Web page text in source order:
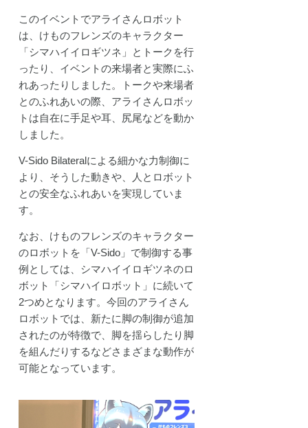
このイベントでアライさんロボット
は、けものフレンズのキャラクター
「シマハイイロギツネ」とトークを行
ったり、イベントの来場者と実際にふ
れあったりしました。トークや来場者
とのふれあいの際、アライさんロボッ
トは自在に手足や耳、尻尾などを動か
しました。
V-Sido Bilateralによる細かな力制御に
より、そうした動きや、人とロボット
との安全なふれあいを実現していま
す。
なお、けものフレンズのキャラクター
のロボットを「V-Sido」で制御する事
例としては、シマハイイロギツネのロ
ボット「シマハイロボット」に続いて
2つめとなります。今回のアライさん
ロボットでは、新たに脚の制御が追加
されたのが特徴で、脚を揺らしたり脚
を組んだりするなどさまざまな動作が
可能となっています。